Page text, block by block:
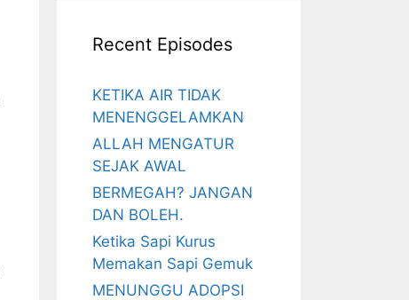
Recent Episodes
KETIKA AIR TIDAK
MENENGGELAMKAN
ALLAH MENGATUR
SEJAK AWAL
BERMEGAH? JANGAN
DAN BOLEH.
Ketika Sapi Kurus
Memakan Sapi Gemuk
MENUNGGU ADOPSI